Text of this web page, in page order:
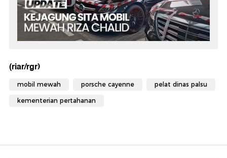
(riar/rgr)
mobil mewah porsche cayenne pelat dinas palsu
kementerian pertahanan